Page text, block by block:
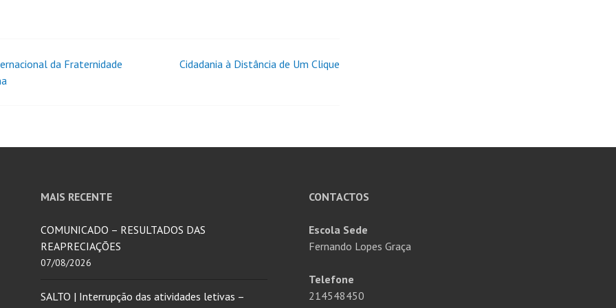
da Fraternidade
Cidadania à Distância de Um Clique
MAIS RECENTE
COMUNICADO – RESULTADOS DAS
REAPRECIAÇÕES
07/08/2026
SALTO | Interrupção das atividades letivas –
CONTACTOS
Escola Sede
Fernando Lopes Graça
Telefone
214548450